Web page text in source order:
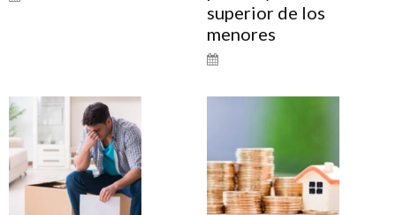
superior de los
menores